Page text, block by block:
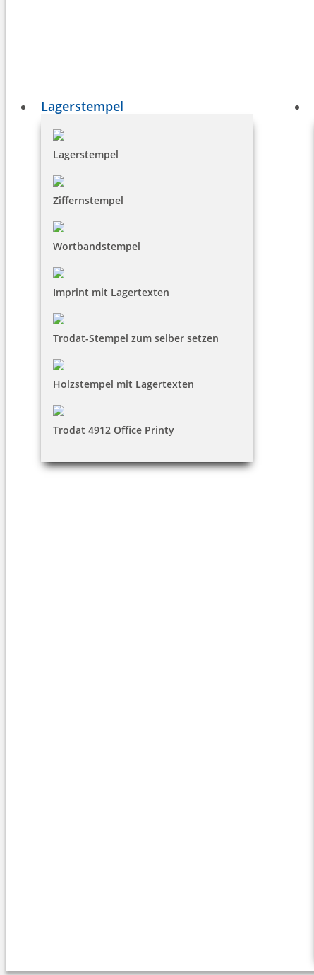
Lagerstempel
Lagerstempel
Ziffernstempel
Wortbandstempel
Imprint mit Lagertexten
Trodat-Stempel zum selber setzen
Holzstempel mit Lagertexten
Trodat 4912 Office Printy